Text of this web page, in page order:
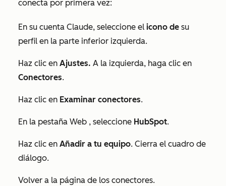
conecta por primera vez:
En su cuenta Claude, seleccione el icono de su
perfil en la parte inferior izquierda.
Haz clic en Ajustes. A la izquierda, haga clic en
Conectores.
Haz clic en Examinar conectores.
En la pestaña Web , seleccione HubSpot.
Haz clic en Añadir a tu equipo. Cierra el cuadro de
diálogo.
Volver a la página de los conectores.